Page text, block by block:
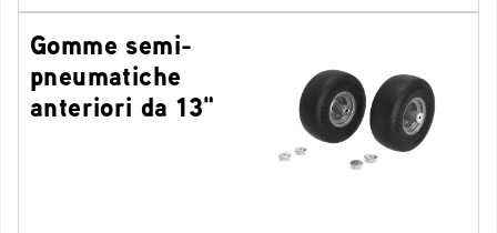
Gomme semi-
pneumatiche
anteriori da 13"